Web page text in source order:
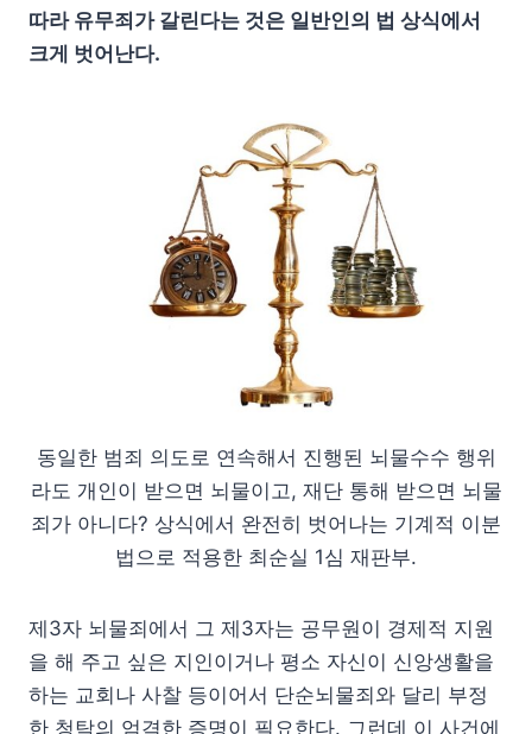
따라 유무죄가 갈린다는 것은 일반인의 법 상식에서
크게 벗어난다.
동일한 범죄 의도로 연속해서 진행된 뇌물수수 행위
라도 개인이 받으면 뇌물이고, 재단 통해 받으면 뇌물
죄가 아니다? 상식에서 완전히 벗어나는 기계적 이분
법으로 적용한 최순실 1심 재판부.
제3자 뇌물죄에서 그 제3자는 공무원이 경제적 지원
을 해 주고 싶은 지인이거나 평소 자신이 신앙생활을
하는 교회나 사찰 등이어서 단순뇌물죄와 달리 부정
한 청탁의 엄격한 증명이 필요한다. 그런데 이 사건에